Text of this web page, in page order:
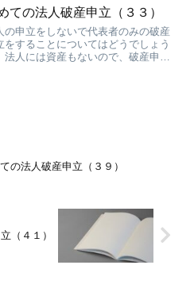
きちんと説明できるだ...
ての法人破産申立（３３）
の申立をしないで代表者のみの破産
をすることについてはどうでしょう
法人には資産もないので、破産申し
の法人破産申立（３９）
（４１）